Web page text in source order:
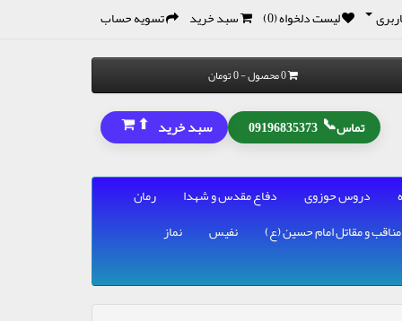
لیست دلخواه (0) سبد خرید تسویه حساب
0 محصول - 0 تومان
تماس📞
09196835373 سبد خرید ⬆
دروس حوزوی دفاع مقدس و شهدا
رمان
مناقب و مقاتل امام حسین (ع)
نفیس نماز